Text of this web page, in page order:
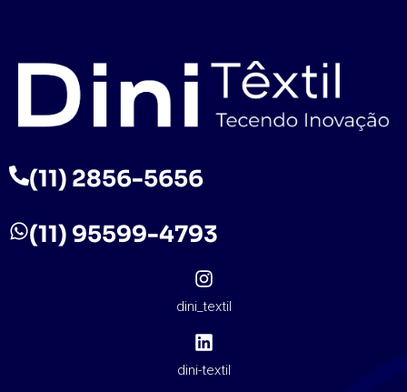
(11) 2856-5656
(11) 95599-4793
dini_textil
dini-textil